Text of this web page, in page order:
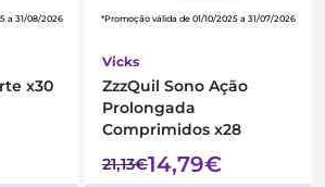
a 31/08/2026
x30
*Promoção válida de 01/10/2025 a 31/07/2026
Vicks
ZzzQuil Sono Ação
Prolongada
Comprimidos x28
21,13€14,79€